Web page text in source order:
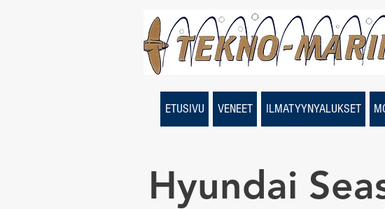
ETUSIVU VENEET ILMATYYNYALUKSET
Hyundai